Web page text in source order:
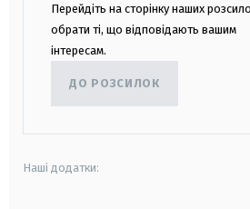
Перейдіть на сторінку наших
обрати ті, що відповідають вашим
інтересам.
ДО РОЗСИЛОК
Наші додатки: